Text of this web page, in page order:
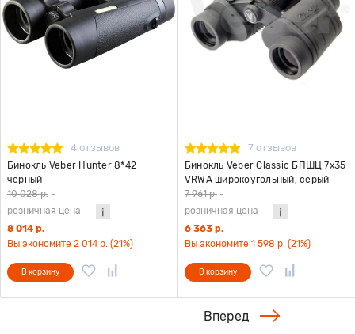
4 отзывов
Бинокль Veber Hunter 8*42
черный
10 028 р. -
розничная цена
8 014 р.
Вы экономите 2 014 р. (21%)
В корзину
7 отзывов
Бинокль Veber Classic БПШЦ 7x35
VRWA широкоугольный, серый
7 961 р. -
розничная цена
6 363 р.
Вы экономите 1 598 р. (21%)
В корзину
Вперед